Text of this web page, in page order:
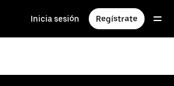
Inicia sesión Regístrate